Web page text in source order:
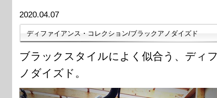
2020.04.07
ディファイアンス・コレクション/ブラックアノダイズド
ブラックスタイルによく似合う、ディ
ノダイズド。